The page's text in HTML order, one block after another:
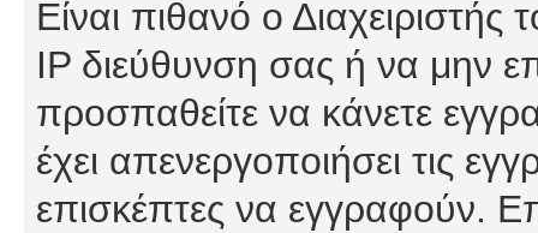
Είναι πιθανό ο
IP διεύθυνση σας ή να μην
προσπαθείτε να κάνετε
έχει απενεργοποιήσει τις
επισκέπτες να εγγραφούν.